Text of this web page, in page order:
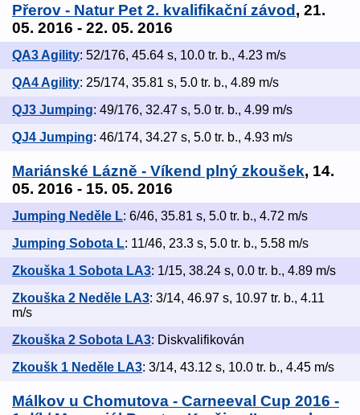
Přerov - Natur Pet 2. kvalifikační závod, 21.
05. 2016 - 22. 05. 2016
QA3 Agility: 52/176, 45.64 s, 10.0 tr. b., 4.23 m/s
QA4 Agility: 25/174, 35.81 s, 5.0 tr. b., 4.89 m/s
QJ3 Jumping: 49/176, 32.47 s, 5.0 tr. b., 4.99 m/s
QJ4 Jumping: 46/174, 34.27 s, 5.0 tr. b., 4.93 m/s
Mariánské Lázně - Víkend plný zkoušek, 14.
05. 2016 - 15. 05. 2016
Jumping Neděle L: 6/46, 35.81 s, 5.0 tr. b., 4.72 m/s
Jumping Sobota L: 11/46, 23.3 s, 5.0 tr. b., 5.58 m/s
Zkouška 1 Sobota LA3: 1/15, 38.24 s, 0.0 tr. b., 4.89 m/s
Zkouška 2 Neděle LA3: 3/14, 46.97 s, 10.97 tr. b., 4.11
m/s
Zkouška 2 Sobota LA3: Diskvalifikován
Zkoušk 1 Neděle LA3: 3/14, 43.12 s, 10.0 tr. b., 4.45 m/s
Málkov u Chomutova - Carneeval Cup 2016 -